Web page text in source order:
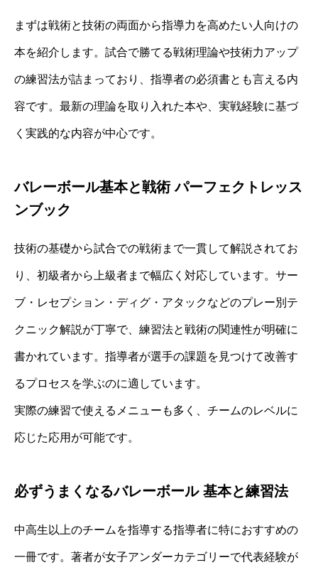
まずは戦術と技術の両面から指導力を高めたい人向けの
本を紹介します。試合で勝てる戦術理論や技術力アップ
の練習法が詰まっており、指導者の必須書とも言える内
容です。最新の理論を取り入れた本や、実戦経験に基づ
く実践的な内容が中心です。
バレーボール基本と戦術 パーフェクトレッス
ンブック
技術の基礎から試合での戦術まで一貫して解説されてお
り、初級者から上級者まで幅広く対応しています。サー
ブ・レセプション・ディグ・アタックなどのプレー別テ
クニック解説が丁寧で、練習法と戦術の関連性が明確に
書かれています。指導者が選手の課題を見つけて改善す
るプロセスを学ぶのに適しています。
実際の練習で使えるメニューも多く、チームのレベルに
応じた応用が可能です。
必ずうまくなるバレーボール 基本と練習法
中高生以上のチームを指導する指導者に特におすすめの
一冊です。著者が女子アンダーカテゴリーで代表経験が